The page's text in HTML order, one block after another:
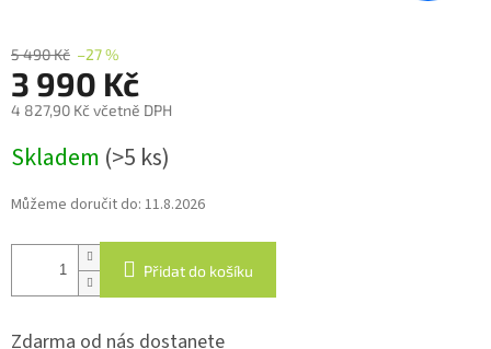
5 490 Kč –27 %
3 990 Kč
4 827,90 Kč včetně DPH
cena:
Skladem (>5 ks)
Můžeme doručit do: 11.8.2026
Přidat do košíku
Zdarma od nás dostanete